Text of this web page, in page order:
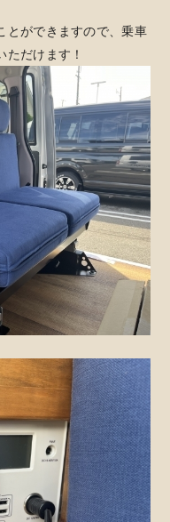
とができますので、乗車
ただけます！